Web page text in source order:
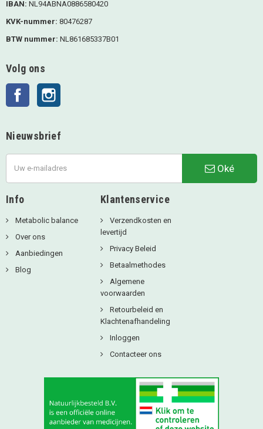
IBAN: NL94ABNA0886580420
KVK-nummer: 80476287
BTW nummer: NL861685337B01
Volg ons
Facebook
Nieuwsbrief
Oké
Info
Metabolic balance
Over ons
Aanbiedingen
Blog
Klantenservice
Verzendkosten en
levertijd
Privacy Beleid
Betaalmethodes
Algemene
voorwaarden
Retourbeleid en
Klachtenafhandeling
Inloggen
Contacteer ons